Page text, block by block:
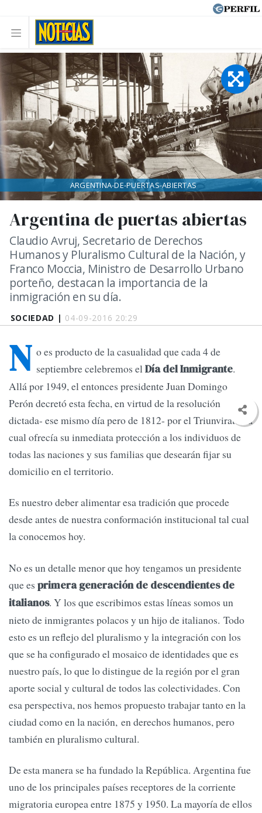
SOCIEDAD | 04-09-2016 20:29
Argentina de puertas abiertas
Claudio Avruj, Secretario de Derechos
Humanos y Pluralismo Cultural de la Nación, y
Franco Moccia, Ministro de Desarrollo Urbano
porteño, destacan la importancia de la
inmigración en su día.
ARGENTINA-DE-PUERTAS-ABIERTAS
N o es producto de la casualidad que cada 4 de
septiembre celebremos elDía del Inmigrante.
Allá por 1949, el entonces presidente Juan Domingo
Perón decretó esta fecha, en virtud de la resolución
dictada- ese mismo día pero de 1812- por el Triunvirato, la
cual ofrecía su inmediata protección a los individuos de
todas las naciones y sus familias que desearán fijar su
domicilio en el territorio.
Es nuestro deber alimentar esa tradición que procede
desde antes de nuestra conformación institucional tal cual
la conocemos hoy.
No es un detalle menor que hoy tengamos un presidente
que es primera generación de descendientes de
italianos. Y los que escribimos estas líneas somos un
nieto de inmigrantes polacos y un hijo de italianos. Todo
esto es un reflejo del pluralismo y la integración con los
que se ha configurado el mosaico de identidades que es
nuestro país, lo que lo distingue de la región por el gran
aporte social y cultural de todos las colectividades. Con
esa perspectiva, nos hemos propuesto trabajar tanto en la
ciudad como en la nación, en derechos humanos, pero
también en pluralismo cultural.
De esta manera se ha fundado la República. Argentina fue
uno de los principales países receptores de la corriente
migratoria europea entre 1875 y 1950. La mayoría de ellos